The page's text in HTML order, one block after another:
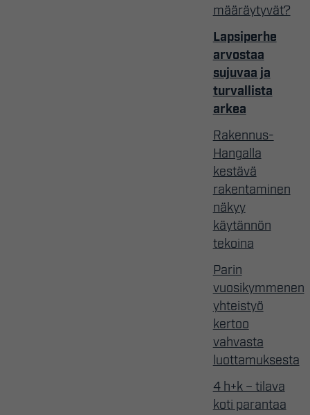
määräytyvät?
Lapsiperhe
arvostaa
sujuvaa ja
turvallista
arkea
Rakennus-
Hangalla
kestävä
rakentaminen
näkyy
käytännön
tekoina
Parin
vuosikymmenen
yhteistyö
kertoo
vahvasta
luottamuksesta
4 h+k – tilava
koti parantaa